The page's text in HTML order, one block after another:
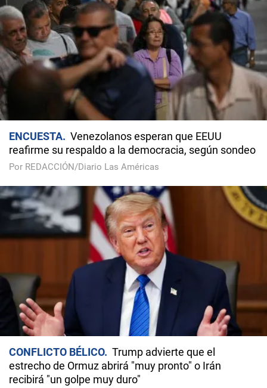
ENCUESTA
Venezolanos esperan que EEUU
reafirme su respaldo a la democracia, según sondeo
Por REDACCIÓN/Diario Las Américas
CONFLICTO BÉLICO
Trump advierte que el
estrecho de Ormuz abrirá "muy pronto" o Irán
recibirá "un golpe muy duro"